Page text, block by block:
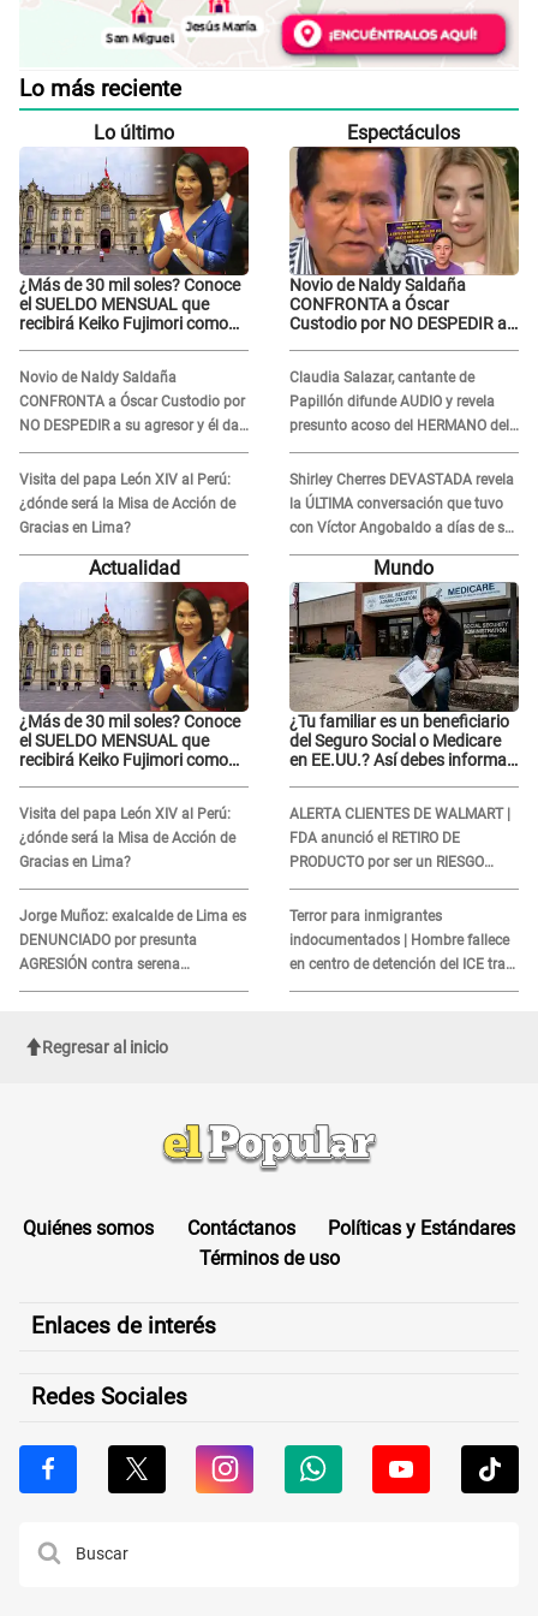
Lo más reciente
Lo último
¿Más de 30 mil soles? Conoce
el SUELDO MENSUAL que
recibirá Keiko Fujimori como
Novio de Naldy Saldaña
CONFRONTA a Óscar Custodio por
NO DESPEDIR a su agresor y él da
INDIGNANTE respuesta: "Nadie me
dice qué hacer"
Visita del papa León XIV al Perú:
¿dónde será la Misa de Acción de
Gracias en Lima?
Espectáculos
Novio de Naldy Saldaña
CONFRONTA a Óscar
Custodio por NO DESPEDIR a
"Nadie me dice qué hacer"
Claudia Salazar, cantante de
Papillón difunde AUDIO y revela
presunto acoso del HERMANO del
director musical de La Bella Luz:
"Me quedé asustada, en shock"
Shirley Cherres DEVASTADA revela
la ÚLTIMA conversación que tuvo
con Víctor Angobaldo a días de su
inesperada partida: "Hace dos
Actualidad
¿Más de 30 mil soles? Conoce
el SUELDO MENSUAL que
recibirá Keiko Fujimori como
Visita del papa León XIV al Perú:
¿dónde será la Misa de Acción de
Gracias en Lima?
Jorge Muñoz: exalcalde de Lima es
DENUNCIADO por presunta
AGRESIÓN contra serena
GESTANTE en Miraflores
Mundo
¿Tu familiar es un beneficiario
del Seguro Social o Medicare
en EE.UU.? Así debes informar
ALERTA CLIENTES DE WALMART |
FDA anunció el RETIRO DE
PRODUCTO por ser un RIESGO
MORTAL para consumidores: ¿Cuál
es?
Terror para inmigrantes
indocumentados | Hombre fallece
en centro de detención del ICE tras
sufrir una "emergencia médica"
Regresar al inicio
Quiénes somos Contáctanos
Políticas y Estándares
Términos de uso
Enlaces de interés
Redes Sociales